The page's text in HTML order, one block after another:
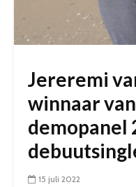
Jereremi
winnaar
demopanel
15 juli 2022